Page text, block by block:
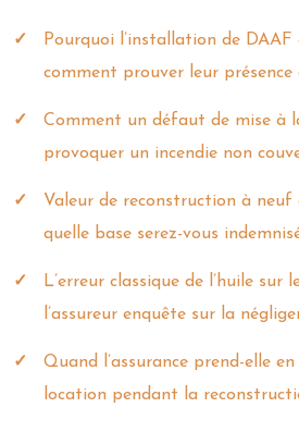
Pourquoi l’installation de
comment prouver leur présence
Comment un défaut de mise à
provoquer un incendie non
Valeur de reconstruction à neuf
quelle base serez-vous
L’erreur classique de l’huile
l’assureur enquête sur la
Quand l’assurance prend-elle
location pendant la